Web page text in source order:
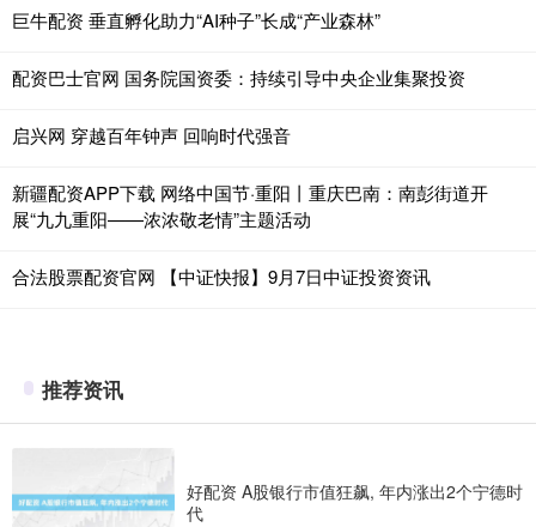
巨牛配资 垂直孵化助力“AI种子”长成“产业森林”
配资巴士官网 国务院国资委：持续引导中央企业集聚投资
启兴网 穿越百年钟声 回响时代强音
新疆配资APP下载 网络中国节·重阳丨重庆巴南：南彭街道开
展“九九重阳——浓浓敬老情”主题活动
合法股票配资官网 【中证快报】9月7日中证投资资讯
推荐资讯
好配资 A股银行市值狂飙, 年内涨出2个宁德时
代